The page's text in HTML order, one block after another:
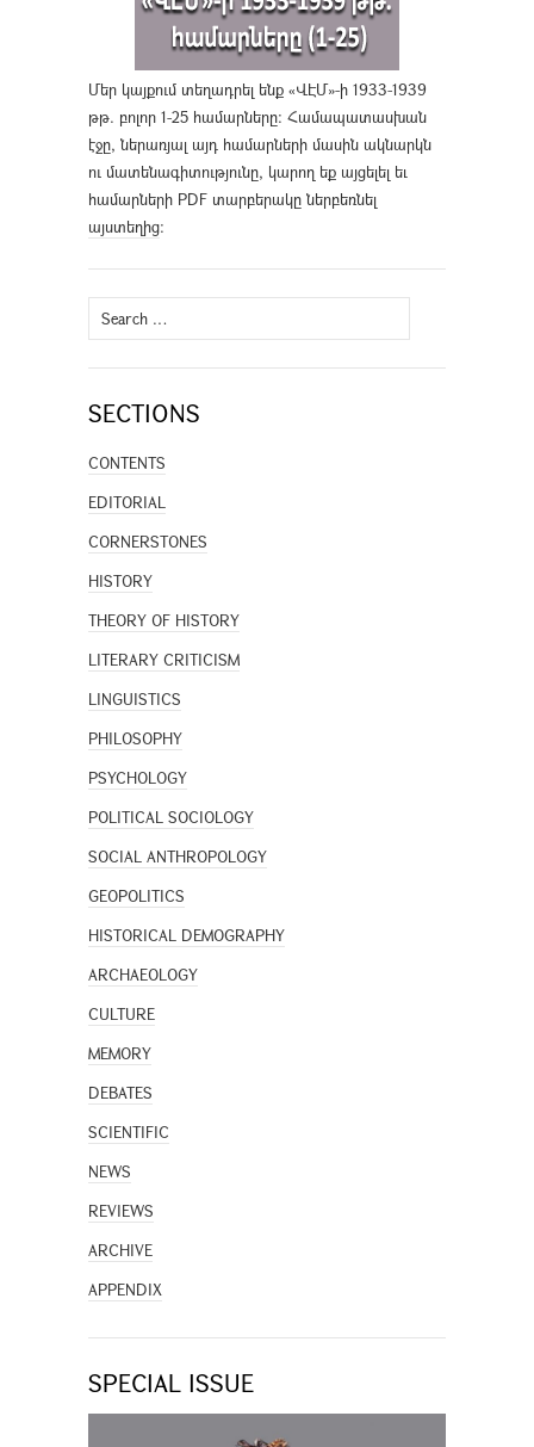
Մեր կայքում տեղադրել ենք «ՎԷՄ»-ի 1933-1939
թթ. բոլոր 1-25 համարները։ Համապատասխան
էջը, ներառյալ այդ համարների մասին ակնարկն
ու մատենագիտությունը, կարող եք այցելել եւ
համարների PDF տարբերակը ներբեռնել
այստեղից։
Search
for:
SECTIONS
CONTENTS
EDITORIAL
CORNERSTONES
HISTORY
THEORY OF HISTORY
LITERARY CRITICISM
LINGUISTICS
PHILOSOPHY
PSYCHOLOGY
POLITICAL SOCIOLOGY
SOCIAL ANTHROPOLOGY
GEOPOLITICS
HISTORICAL DEMOGRAPHY
ARCHAEOLOGY
CULTURE
MEMORY
DEBATES
SCIENTIFIC
NEWS
REVIEWS
ARCHIVE
APPENDIX
SPECIAL ISSUE